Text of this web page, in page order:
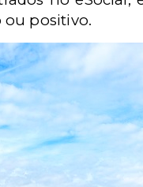
ou positivo.